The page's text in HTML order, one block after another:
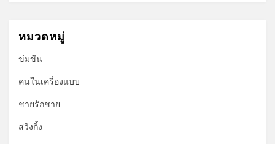
หมวดหมู่
ข่มขืน
คนในเครื่องแบบ
ชายรักชาย
สวิงกิ้ง